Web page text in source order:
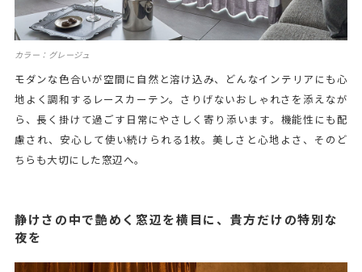
カラー：グレージュ
モダンな色合いが空間に自然と溶け込み、どんなインテリアにも心
地よく調和するレースカーテン。さりげないおしゃれさを添えなが
ら、長く掛けて過ごす日常にやさしく寄り添います。機能性にも配
慮され、安心して使い続けられる1枚。美しさと心地よさ、そのど
ちらも大切にした窓辺へ。
静けさの中で艶めく窓辺を横目に、貴方だけの特別な
夜を